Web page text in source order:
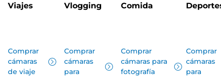
Viajes
Comprar
cámaras
de viaje
Vlogging
Comprar
cámaras
para
Comida
Comprar
cámaras para
fotografía
Comprar
cámaras
para